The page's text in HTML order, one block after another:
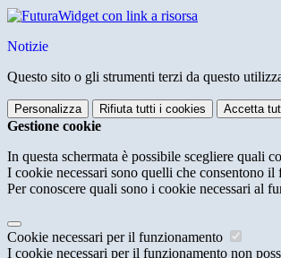
Widget con link a risorsa
Notizie
Questo sito o gli strumenti terzi da questo
Personalizza Rifiuta tutti i cookies Accetta
Gestione cookie
In questa schermata è possibile scegliere quali
I cookie necessari sono quelli che consentono
Per conoscere quali sono i cookie necessari al
Cookie necessari per il funzionamento
I cookie necessari per il funzionamento non